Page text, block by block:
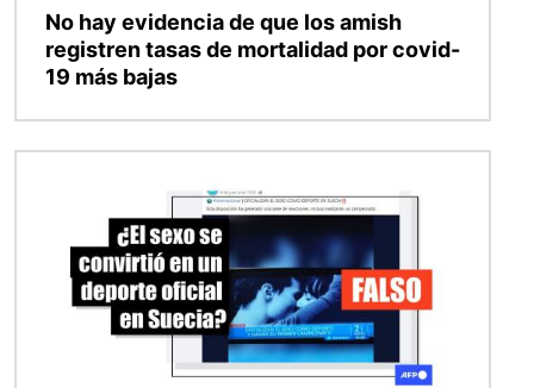
No hay evidencia de que los amish
registren tasas de mortalidad por covid-
19 más bajas